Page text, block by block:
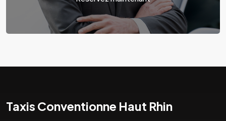
Taxis Conventionne Haut Rhin